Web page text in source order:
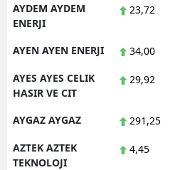
AYDEM AYDEM
ENERJI
23,72
AYEN AYEN ENERJI 34,00
AYES AYES CELIK
HASIR VE CIT
29,92
AYGAZ AYGAZ 291,25
AZTEK AZTEK
TEKNOLOJI
4,45